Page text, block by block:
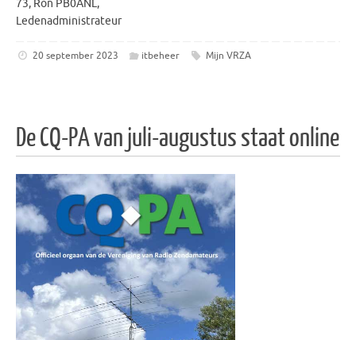
73, Ron PB0ANL,
Ledenadministrateur
20 september 2023 itbeheer Mijn VRZA
De CQ-PA van juli-augustus staat online